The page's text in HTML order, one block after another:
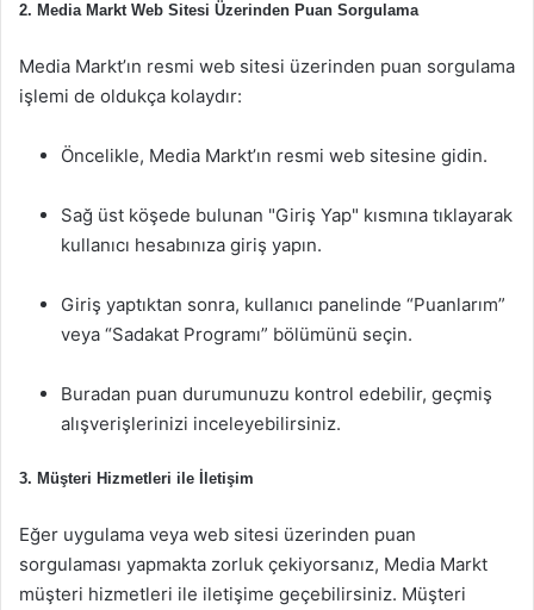
2. Media Markt Web Sitesi Üzerinden Puan Sorgulama
Media Markt’ın resmi web sitesi üzerinden puan sorgulama
işlemi de oldukça kolaydır:
Öncelikle, Media Markt’ın resmi web sitesine gidin.
Sağ üst köşede bulunan "Giriş Yap" kısmına tıklayarak
kullanıcı hesabınıza giriş yapın.
Giriş yaptıktan sonra, kullanıcı panelinde “Puanlarım”
veya “Sadakat Programı” bölümünü seçin.
Buradan puan durumunuzu kontrol edebilir, geçmiş
alışverişlerinizi inceleyebilirsiniz.
3. Müşteri Hizmetleri ile İletişim
Eğer uygulama veya web sitesi üzerinden puan
sorgulaması yapmakta zorluk çekiyorsanız, Media Markt
müşteri hizmetleri ile iletişime geçebilirsiniz. Müşteri